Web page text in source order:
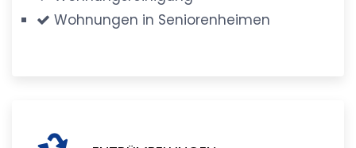
Wohnungen in Seniorenheimen